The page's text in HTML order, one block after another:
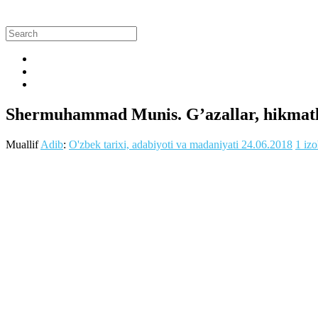
Shermuhammad Munis. G’azallar,
MuallifAdib: O'zbek tarixi, adabiyoti va madaniyati 24.06.2018 1